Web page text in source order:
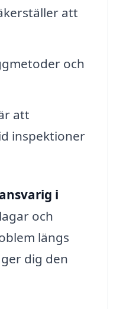
att
och
att
inspektioner
i
och
längs
dig den